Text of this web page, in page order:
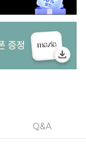
Q&A